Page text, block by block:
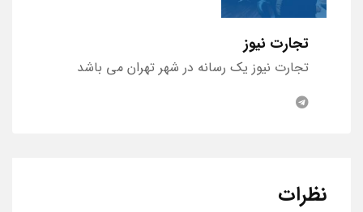
تجارت نیوز
تجارت نیوز یک رسانه در شهر تهران می باشد
نظرات